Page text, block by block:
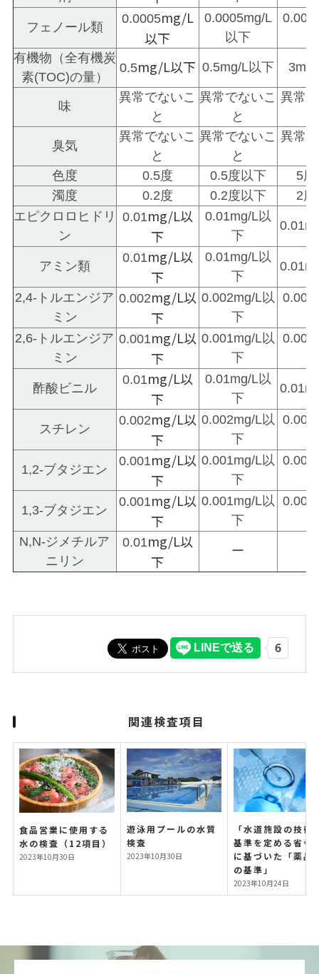
フェノール類
0.0005mg/L
以下
0.0005mg/L
以下
有機物（全有機炭
素(TOC)の量）
0.5mg/L以下 0.5mg/L以下
味
異常でないこ
と
異常でないこ
と
異常
臭気
異常でないこ
と
異常でないこ
と
異常
色度
0.5度 0.5度以下
5
濁度
0.2度 0.2度以下
2
エピクロロヒドリ
ン
0.01mg/L以
下
0.01mg/L以
下
アミン類
0.01mg/L以
下
0.01mg/L以
下
2,4-トルエンジア
ミン
0.002mg/L以
下
0.002mg/L以
下
2,6-トルエンジア
ミン
0.001mg/L以
下
0.001mg/L以
下
酢酸ビニル
0.01mg/L以
下
0.01mg/L以
下
スチレン
0.002mg/L以
下
0.002mg/L以
下
1,2-ブタジエン
0.001mg/L以
下
0.001mg/L以
下
1,3-ブタジエン
0.001mg/L以
下
0.001mg/L以
下
N,N-ジメチルア
ニリン
0.01mg/L以
下
ー
関連検査項目
食品営業に使用する
水の検査（12項目）
2023年10月30日
遊泳用プールの水質
検査
2023年10月30日
「水道施設の技術
基準を定める省令
に基づいた「薬品
の基準」
2023年10月24日